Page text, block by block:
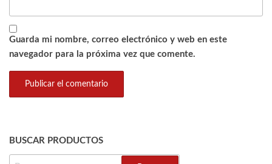
Guarda mi nombre, correo electrónico y web en este
navegador para la próxima vez que comente.
BUSCAR PRODUCTOS
BUSCAR: